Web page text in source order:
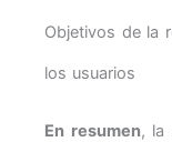
Objetivos de la
los usuarios
En resumen, la